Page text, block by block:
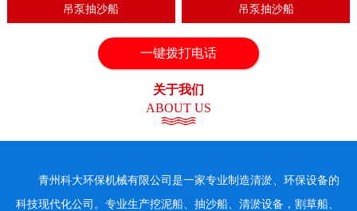
吊泵抽沙船 吊泵抽沙船
一键拨打电话
关于我们
ABOUT US
青州科大环保机械有限公司是一家专业制造清淤、环保设备的
科技现代化公司。专业生产挖泥船、抽沙船、清淤设备，割草船、